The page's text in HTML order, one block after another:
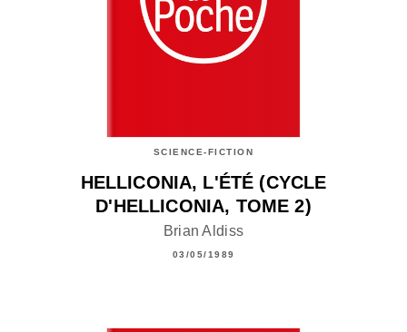
SCIENCE-FICTION
HELLICONIA, L'ÉTÉ (CYCLE
D'HELLICONIA, TOME 2)
Brian Aldiss
03/05/1989